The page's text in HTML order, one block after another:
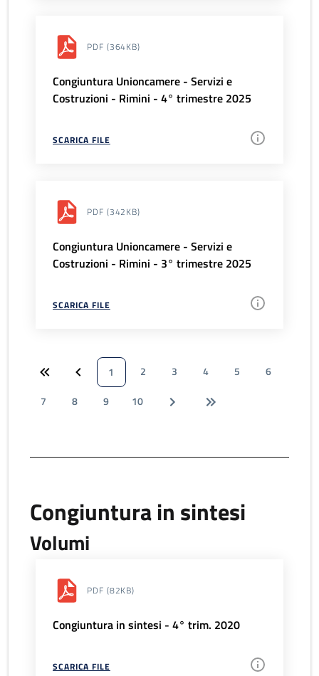
PDF (364KB)
Congiuntura Unioncamere - Servizi e
Costruzioni - Rimini - 4° trimestre 2025
SCARICA FILE
PDF (342KB)
Congiuntura Unioncamere - Servizi e
Costruzioni - Rimini - 3° trimestre 2025
SCARICA FILE
1 2 3 4 5
6
7
8 9 10
Congiuntura in sintesi
Volumi
PDF (82KB)
Congiuntura in sintesi - 4° trim. 2020
SCARICA FILE